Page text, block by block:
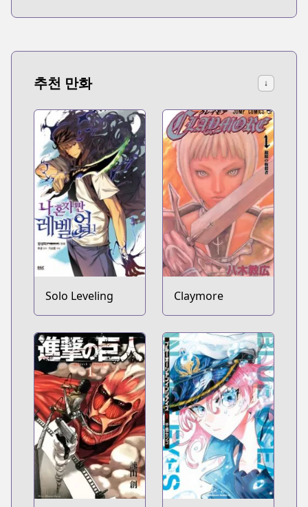
추천 만화 ↓
Solo Leveling Claymore